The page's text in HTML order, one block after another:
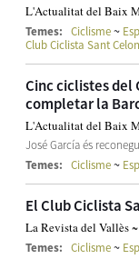
L'Actualitat del Baix
Temes: Ciclisme~
Club Ciclista Sant
Cinc ciclistes del
completar la
L'Actualitat del Baix
José García és
Temes: Ciclisme~
El Club Ciclista
La Revista del Vallès
Temes: Ciclisme~